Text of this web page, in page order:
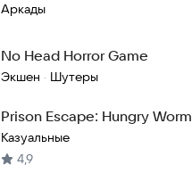
Аркады
No Head Horror Game
Экшен · Шутеры
Prison Escape: Hungry Worm
Казуальные
4,9